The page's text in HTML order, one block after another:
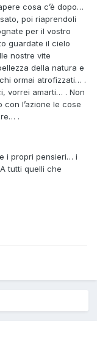
cosa c’è dopo…
poi riaprendoli
per il vostro
guardate il cielo
nostre vite
della natura e
ormai atrofizzati… .
vorrei amarti… . Non
l’azione le cose
.
i propri pensieri… i
tutti quelli che